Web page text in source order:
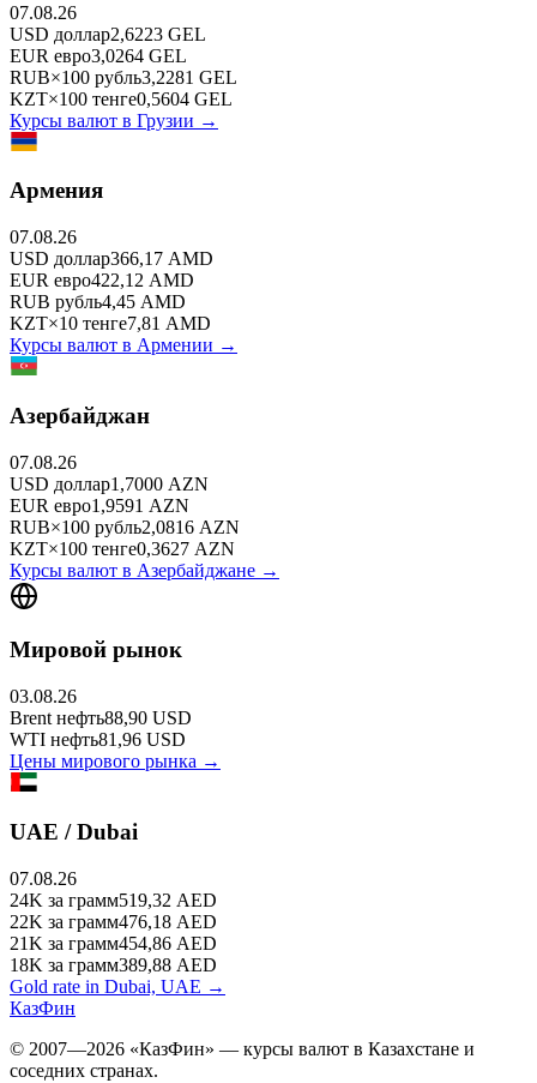
07.08.26
USD доллар2,6223 GEL
EUR евро3,0264 GEL
RUB×100 рубль3,2281 GEL
KZT×100 тенге0,5604 GEL
Курсы валют в Грузии →
Армения
07.08.26
USD доллар366,17 AMD
EUR евро422,12 AMD
RUB рубль4,45 AMD
KZT×10 тенге7,81 AMD
Курсы валют в Армении →
Азербайджан
07.08.26
USD доллар1,7000 AZN
EUR евро1,9591 AZN
RUB×100 рубль2,0816 AZN
KZT×100 тенге0,3627 AZN
Курсы валют в Азербайджане →
Мировой рынок
03.08.26
Brent нефть88,90 USD
WTI нефть81,96 USD
Цены мирового рынка →
UAE / Dubai
07.08.26
24K за грамм519,32 AED
22K за грамм476,18 AED
21K за грамм454,86 AED
18K за грамм389,88 AED
Gold rate in Dubai, UAE →
КазФин
© 2007—2026 «КазФин» — курсы валют в Казахстане и
соседних странах.